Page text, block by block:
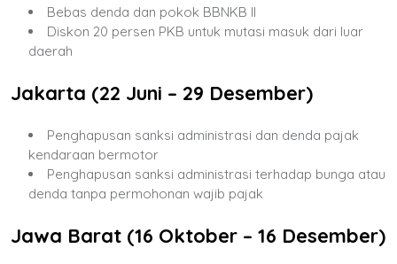
Bebas denda dan pokok BBNKB II
Diskon 20 persen PKB untuk mutasi masuk dari luar
daerah
Jakarta (22 Juni – 29 Desember)
Penghapusan sanksi administrasi dan denda pajak
kendaraan bermotor
Penghapusan sanksi administrasi terhadap bunga atau
denda tanpa permohonan wajib pajak
Jawa Barat (16 Oktober – 16 Desember)